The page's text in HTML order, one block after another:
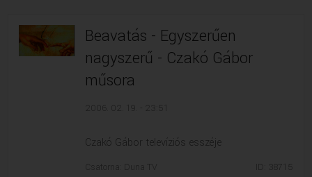
Beavatás - Egyszerűen
nagyszerű - Czakó Gábor
műsora
Czakó Gábor televíziós esszéje
Csatorna: Duna TV
ID: 38715